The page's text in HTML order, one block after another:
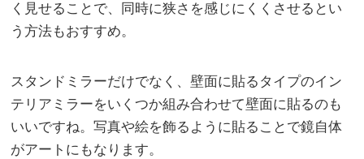
く見せることで、同時に狭さを感じにくくさせるとい
う方法もおすすめ。
スタンドミラーだけでなく、壁面に貼るタイプのイン
テリアミラーをいくつか組み合わせて壁面に貼るのも
いいですね。写真や絵を飾るように貼ることで鏡自体
がアートにもなります。